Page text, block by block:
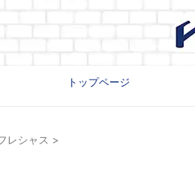
トップページ
レシャス >